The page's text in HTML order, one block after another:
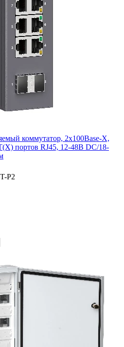
коммутатор, 2х100Base-X,
портов RJ45, 12-48В DC/18-
P2